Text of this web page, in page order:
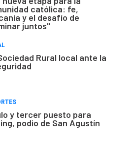
católica: fe,
y el desafío de
juntos"
Rural local ante la
y tercer puesto para
podio de San Agustín